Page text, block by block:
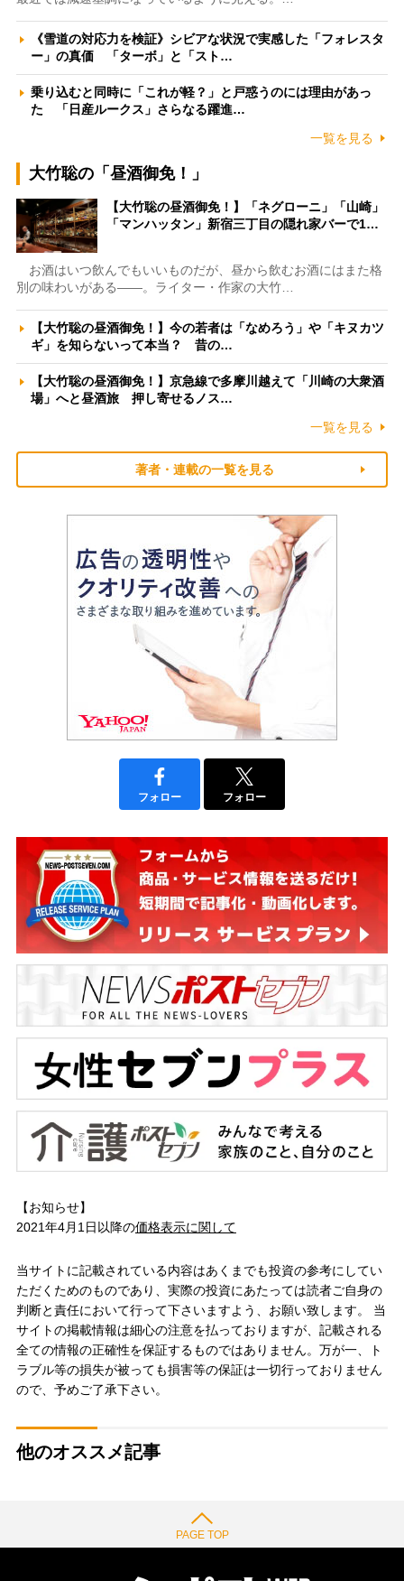
《雪道の対応力を検証》シビアな状況で実感した「フォレスタ
ー」の真価 「ターボ」と「スト…
乗り込むと同時に「これが軽？」と戸惑うのには理由があっ
た 「日産ルークス」さらなる躍進…
一覧を見る
大竹聡の「昼酒御免！」
【大竹聡の昼酒御免！】「ネグローニ」「山崎」
「マンハッタン」新宿三丁目の隠れ家バーで1…
お酒はいつ飲んでもいいものだが、昼から飲むお酒にはまた格
別の味わいがある――。ライター・作家の大竹…
【大竹聡の昼酒御免！】今の若者は「なめろう」や「キヌカツ
ギ」を知らないって本当？ 昔の…
【大竹聡の昼酒御免！】京急線で多摩川越えて「川崎の大衆酒
場」へと昼酒旅 押し寄せるノス…
一覧を見る
著者・連載の一覧を見る
フォロー フォロー
【お知らせ】
2021年4月1日以降の価格表示に関して
当サイトに記載されている内容はあくまでも投資の参考にしてい
ただくためのものであり、実際の投資にあたっては読者ご自身の
判断と責任において行って下さいますよう、お願い致します。 当
サイトの掲載情報は細心の注意を払っておりますが、記載される
全ての情報の正確性を保証するものではありません。万が一、ト
ラブル等の損失が被っても損害等の保証は一切行っておりません
ので、予めご了承下さい。
他のオススメ記事
PAGE TOP